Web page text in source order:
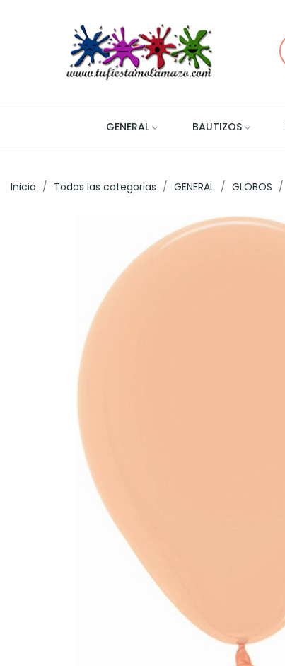
GENERAL BAUTIZOS
Inicio Todas las categorias GENERAL GLOBOS